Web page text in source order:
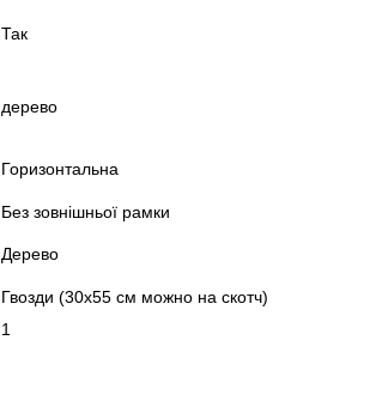
Так
дерево
Горизонтальна
Без зовнішньої рамки
Дерево
Гвозди (30х55 см можно на скотч)
1